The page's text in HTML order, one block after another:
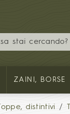
ZAINI, BORSE
Toppe, distintivi